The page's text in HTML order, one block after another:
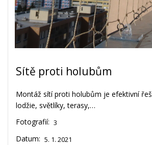
Sítě proti holubům
Montáž sítí proti holubům je efektivní
lodžie, světlíky, terasy,…
Fotografií: 3
Datum: 5. 1. 2021